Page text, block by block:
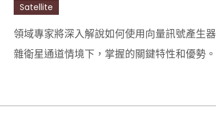
Satellite
領域專家將深入解說如何使用向量訊號產生
雜衛星通道情境下，掌握的關鍵特性和優勢。